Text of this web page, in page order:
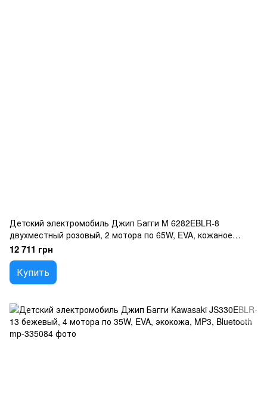
Детский электромобиль Джип Багги M 6282EBLR-8
двухместный розовый, 2 мотора по 65W, EVA, кожаное
сиденье, Bluetooth, MP3, USB
12 711 грн
Купить